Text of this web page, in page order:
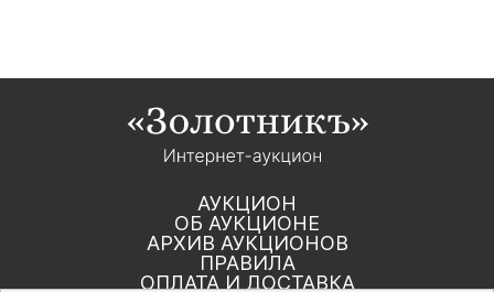
АУКЦИОН
ОБ АУКЦИОНЕ
АРХИВ АУКЦИОНОВ
ПРАВИЛА
ОПЛАТА И ДОСТАВКА